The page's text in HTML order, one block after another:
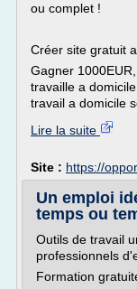
ou complet !
Créer site gratuit
Gagner
travaille a
travail a domicile
Lire la suite
Site : https://
Un emploi
temps ou
Outils de travail
professionnels
Formation